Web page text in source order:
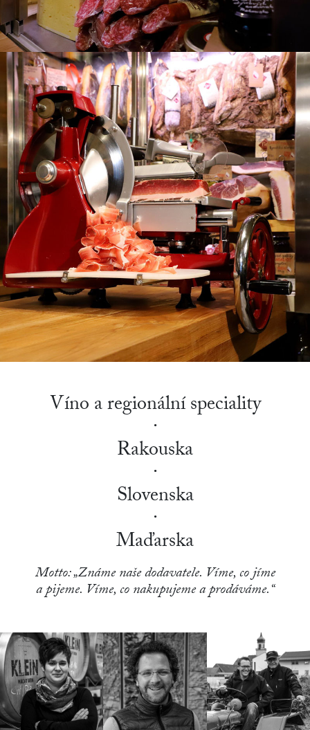
Víno a regionální speciality
·
Rakouska
·
Slovenska
·
Maďarska
Motto: „Známe naše dodavatele. Víme, co jíme
a pijeme. Víme, co nakupujeme a prodáváme.“